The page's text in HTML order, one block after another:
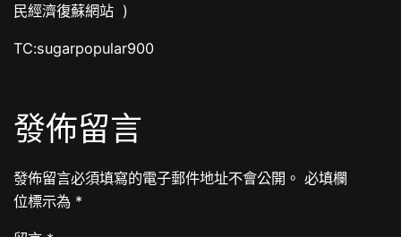
民經濟復蘇網站 )
TC:sugarpopular900
發佈留言
發佈留言必須填寫的電子郵件地址不會公開。 必填欄
位標示為 *